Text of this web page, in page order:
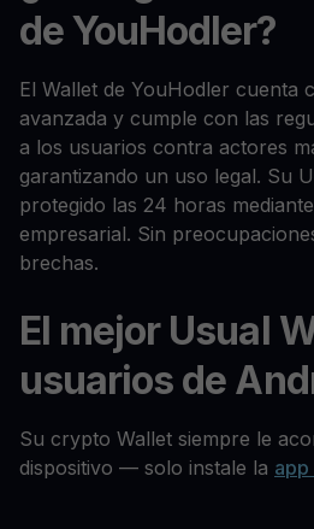
de YouHodler?
El Wallet de YouHodler cuenta
avanzada y cumple con las
a los usuarios contra actores
garantizando un uso legal. Su
protegido las 24 horas
empresarial. Sin
brechas.
El mejor Usual
usuarios de
Su crypto Wallet siempre le
dispositivo — solo instale la app